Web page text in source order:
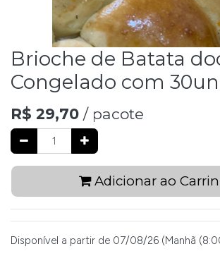
Brioche de Batata
Congelado com 30un
R$ 29,70 / pacote
Adicionar ao
Disponível a partir de 07/08/26 (Manhã